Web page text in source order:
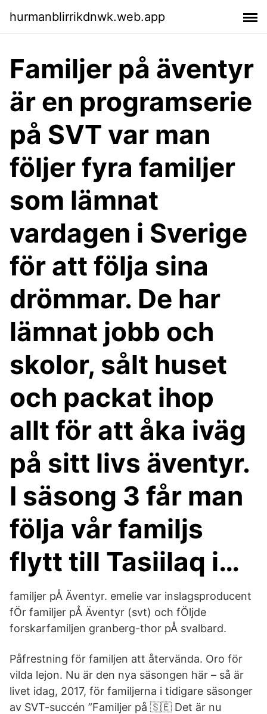
hurmanblirrikdnwk.web.app
Familjer på äventyr
är en programserie
på SVT var man
följer fyra familjer
som lämnat
vardagen i Sverige
för att följa sina
drömmar. De har
lämnat jobb och
skolor, sålt huset
och packat ihop
allt för att åka iväg
på sitt livs äventyr.
I säsong 3 får man
följa vår familjs
flytt till Tasiilaq i…
familjer pÅ Äventyr. emelie var inslagsproducent
fÖr familjer pÅ Äventyr (svt) och fÖljde
forskarfamiljen granberg-thor pÅ svalbard.
Påfrestning för familjen att återvända. Oro för
vilda lejon. Nu är den nya säsongen här – så är
livet idag, 2017, för familjerna i tidigare säsonger
av SVT-succén ”Familjer på 🇸🇪 Det är nu